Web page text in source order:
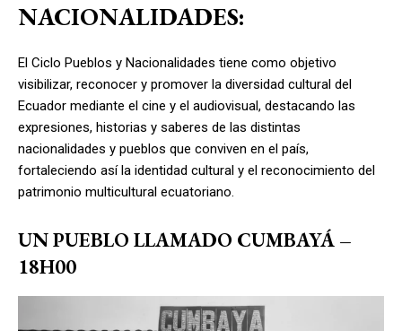
NACIONALIDADES:
El Ciclo Pueblos y Nacionalidades tiene como objetivo
visibilizar, reconocer y promover la diversidad cultural del
Ecuador mediante el cine y el audiovisual, destacando las
expresiones, historias y saberes de las distintas
nacionalidades y pueblos que conviven en el país,
fortaleciendo así la identidad cultural y el reconocimiento del
patrimonio multicultural ecuatoriano.
UN PUEBLO LLAMADO CUMBAYÁ –
18H00